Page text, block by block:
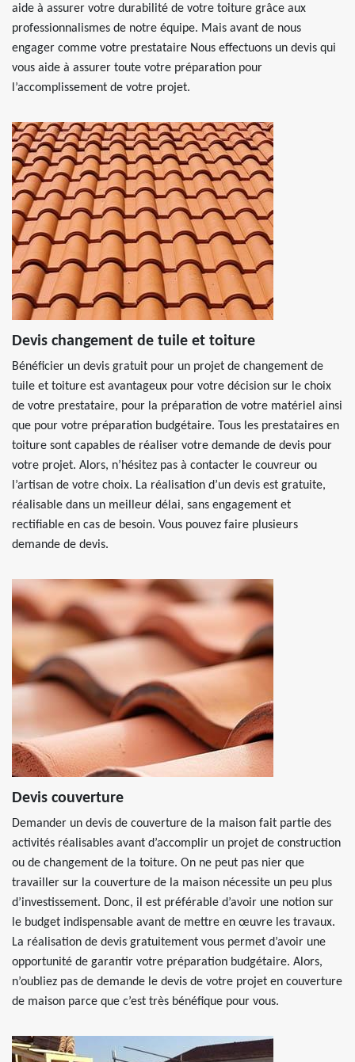
aide à assurer votre durabilité de votre toiture grâce aux
professionnalismes de notre équipe. Mais avant de nous
engager comme votre prestataire Nous effectuons un devis qui
vous aide à assurer toute votre préparation pour
l’accomplissement de votre projet.
Devis changement de tuile et toiture
Bénéficier un devis gratuit pour un projet de changement de
tuile et toiture est avantageux pour votre décision sur le choix
de votre prestataire, pour la préparation de votre matériel ainsi
que pour votre préparation budgétaire. Tous les prestataires en
toiture sont capables de réaliser votre demande de devis pour
votre projet. Alors, n’hésitez pas à contacter le couvreur ou
l’artisan de votre choix. La réalisation d’un devis est gratuite,
réalisable dans un meilleur délai, sans engagement et
rectifiable en cas de besoin. Vous pouvez faire plusieurs
demande de devis.
Devis couverture
Demander un devis de couverture de la maison fait partie des
activités réalisables avant d’accomplir un projet de construction
ou de changement de la toiture. On ne peut pas nier que
travailler sur la couverture de la maison nécessite un peu plus
d’investissement. Donc, il est préférable d’avoir une notion sur
le budget indispensable avant de mettre en œuvre les travaux.
La réalisation de devis gratuitement vous permet d’avoir une
opportunité de garantir votre préparation budgétaire. Alors,
n’oubliez pas de demande le devis de votre projet en couverture
de maison parce que c’est très bénéfique pour vous.